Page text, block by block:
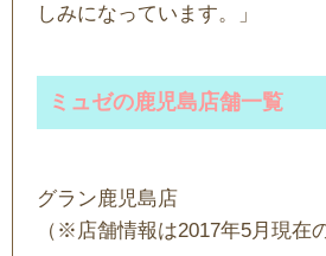
しみになっています。」
ミュゼの鹿児島店舗一覧
グラン鹿児島店
（※店舗情報は2017年5月現在